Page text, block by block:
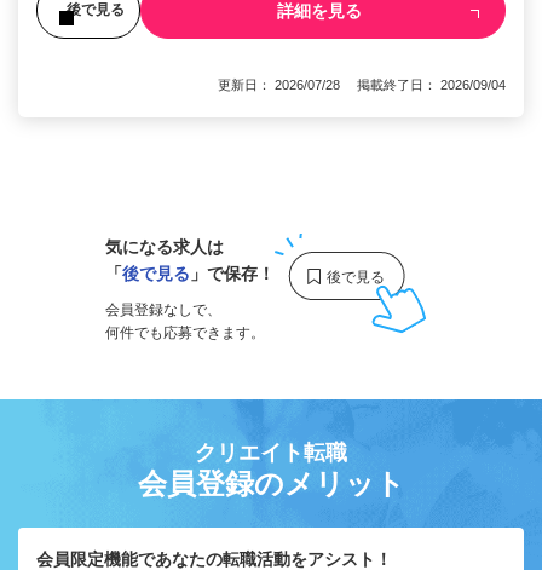
後で見る 詳細を見る
更新日： 2026/07/28 掲載終了日： 2026/09/04
気になる求人は
「後で見る 」で保存！
会員登録なしで、
何件でも応募できます。
クリエイト転職
会員登録のメリット
会員限定機能であなたの転職活動をアシスト！